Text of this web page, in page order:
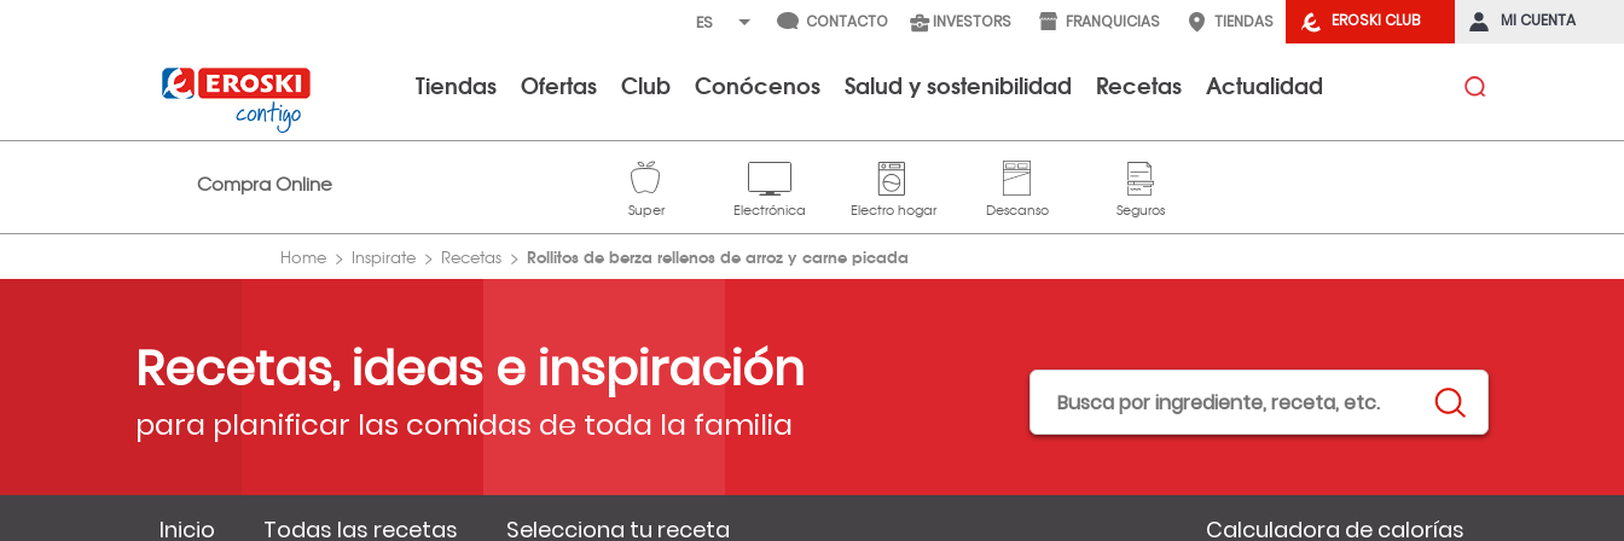
EROSKI CLUB MI CUENTA
CONTACTO INVESTORS FRANQUICIAS TIENDAS
Tiendas Ofertas Club Conócenos Salud y sostenibilidad Recetas Actualidad
Compra Online
Home Inspirate Recetas Rollitos de berza rellenos de arroz y carne picada
Recetas, ideas e inspiración
para planificar las comidas de toda la familia
Inicio Todas las recetas Selecciona tu receta Calculadora de calorías